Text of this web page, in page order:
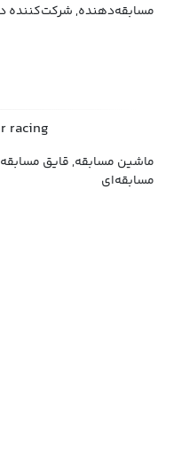
مسابقه‌دهنده, شرکت‌کننده
racing
ماشین مسابقه, قایق
مسابقه‌ای